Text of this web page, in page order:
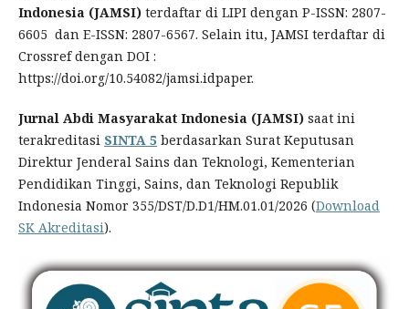
Indonesia (JAMSI) terdaftar di LIPI dengan P-ISSN: 2807-
6605 dan E-ISSN: 2807-6567. Selain itu, JAMSI terdaftar di
Crossref dengan DOI :
https://doi.org/10.54082/jamsi.idpaper.
Jurnal Abdi Masyarakat Indonesia (JAMSI) saat ini
terakreditasi SINTA 5 berdasarkan Surat Keputusan
Direktur Jenderal Sains dan Teknologi, Kementerian
Pendidikan Tinggi, Sains, dan Teknologi Republik
Indonesia Nomor 355/DST/D.D1/HM.01.01/2026 (Download
SK Akreditasi).